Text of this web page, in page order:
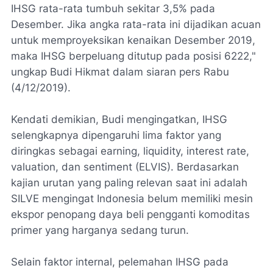
IHSG rata-rata tumbuh sekitar 3,5% pada
Desember. Jika angka rata-rata ini dijadikan acuan
untuk memproyeksikan kenaikan Desember 2019,
maka IHSG berpeluang ditutup pada posisi 6222,"
ungkap Budi Hikmat dalam siaran pers Rabu
(4/12/2019).
Kendati demikian, Budi mengingatkan, IHSG
selengkapnya dipengaruhi lima faktor yang
diringkas sebagai earning, liquidity, interest rate,
valuation, dan sentiment (ELVIS). Berdasarkan
kajian urutan yang paling relevan saat ini adalah
SILVE mengingat Indonesia belum memiliki mesin
ekspor penopang daya beli pengganti komoditas
primer yang harganya sedang turun.
Selain faktor internal, pelemahan IHSG pada